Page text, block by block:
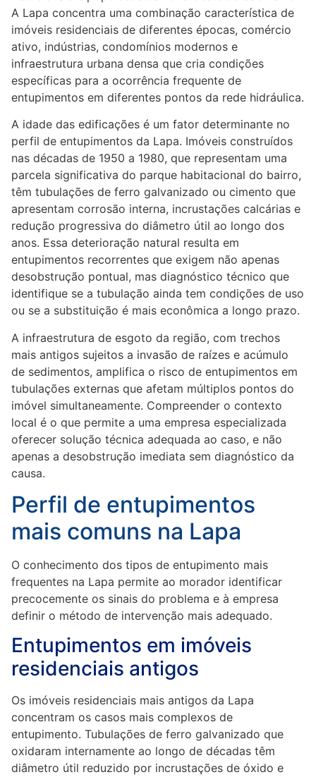
A Lapa concentra uma combinação característica de
imóveis residenciais de diferentes épocas, comércio
ativo, indústrias, condomínios modernos e
infraestrutura urbana densa que cria condições
específicas para a ocorrência frequente de
entupimentos em diferentes pontos da rede hidráulica.
A idade das edificações é um fator determinante no
perfil de entupimentos da Lapa. Imóveis construídos
nas décadas de 1950 a 1980, que representam uma
parcela significativa do parque habitacional do bairro,
têm tubulações de ferro galvanizado ou cimento que
apresentam corrosão interna, incrustações calcárias e
redução progressiva do diâmetro útil ao longo dos
anos. Essa deterioração natural resulta em
entupimentos recorrentes que exigem não apenas
desobstrução pontual, mas diagnóstico técnico que
identifique se a tubulação ainda tem condições de uso
ou se a substituição é mais econômica a longo prazo.
A infraestrutura de esgoto da região, com trechos
mais antigos sujeitos a invasão de raízes e acúmulo
de sedimentos, amplifica o risco de entupimentos em
tubulações externas que afetam múltiplos pontos do
imóvel simultaneamente. Compreender o contexto
local é o que permite a uma empresa especializada
oferecer solução técnica adequada ao caso, e não
apenas a desobstrução imediata sem diagnóstico da
causa.
Perfil de entupimentos
mais comuns na Lapa
O conhecimento dos tipos de entupimento mais
frequentes na Lapa permite ao morador identificar
precocemente os sinais do problema e à empresa
definir o método de intervenção mais adequado.
Entupimentos em imóveis
residenciais antigos
Os imóveis residenciais mais antigos da Lapa
concentram os casos mais complexos de
entupimento. Tubulações de ferro galvanizado que
oxidaram internamente ao longo de décadas têm
diâmetro útil reduzido por incrustações de óxido e